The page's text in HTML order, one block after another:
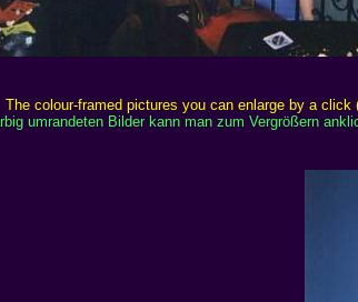
The colour-framed pictures you can enlarge by a click
umrandeten Bilder kann man zum Vergrößern